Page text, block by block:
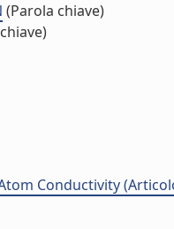
(Parola chiave)
Conductivity